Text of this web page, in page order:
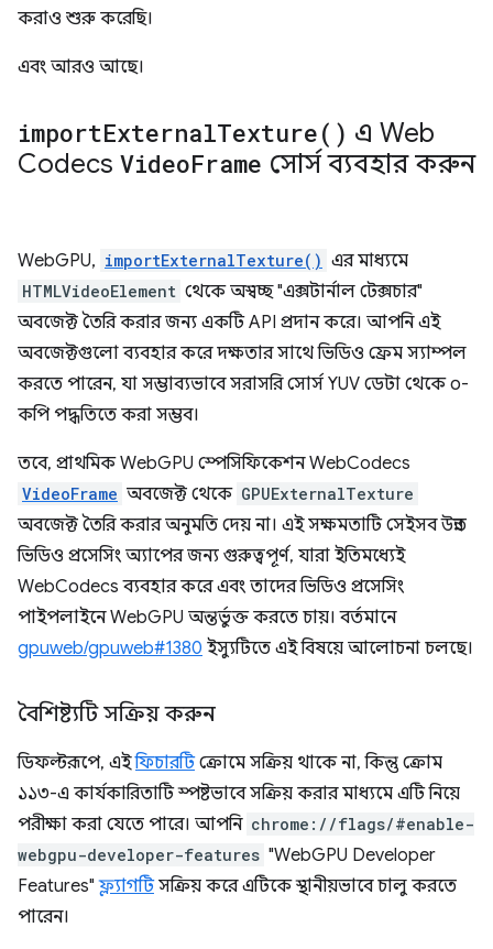
করাও শুরু করেছি।
এবং আরও আছে।
importExternalTexture( ) এ Web
Codecs VideoFrame সোর্স ব্যবহার করুন
WebGPU, importExternalTexture() এর মাধ্যমে
HTMLVideoElement থেকে অস্বচ্ছ "এক্সটার্নাল টেক্সচার"
অবজেক্ট তৈরি করার জন্য একটি API প্রদান করে। আপনি এই
অবজেক্টগুলো ব্যবহার করে দক্ষতার সাথে ভিডিও ফ্রেম স্যাম্পল
করতে পারেন, যা সম্ভাব্যভাবে সরাসরি সোর্স YUV ডেটা থেকে ০-
কপি পদ্ধতিতে করা সম্ভব।
তবে, প্রাথমিক WebGPU স্পেসিফিকেশন WebCodecs
VideoFrame অবজেক্ট থেকে GPUExternalTexture
অবজেক্ট তৈরি করার অনুমতি দেয় না। এই সক্ষমতাটি সেইসব উন্নত
ভিডিও প্রসেসিং অ্যাপের জন্য গুরুত্বপূর্ণ, যারা ইতিমধ্যেই
WebCodecs ব্যবহার করে এবং তাদের ভিডিও প্রসেসিং
পাইপলাইনে WebGPU অন্তর্ভুক্ত করতে চায়। বর্তমানে
gpuweb/gpuweb#1380 ইস্যুটিতে এই বিষয়ে আলোচনা চলছে।
বৈশিষ্ট্যটি সক্রিয় করুন
ডিফল্টরূপে, এইফিচারটিক্রোমে সক্রিয় থাকে না, কিন্তু ক্রোম
১১৩-এ কার্যকারিতাটি স্পষ্টভাবে সক্রিয় করার মাধ্যমে এটি নিয়ে
পরীক্ষা করা যেতে পারে। আপনি chrome://flags/#enable-
webgpu-developer-features "WebGPU Developer
Features"ফ্ল্যাগটিসক্রিয় করে এটিকে স্থানীয়ভাবে চালু করতে
পারেন।